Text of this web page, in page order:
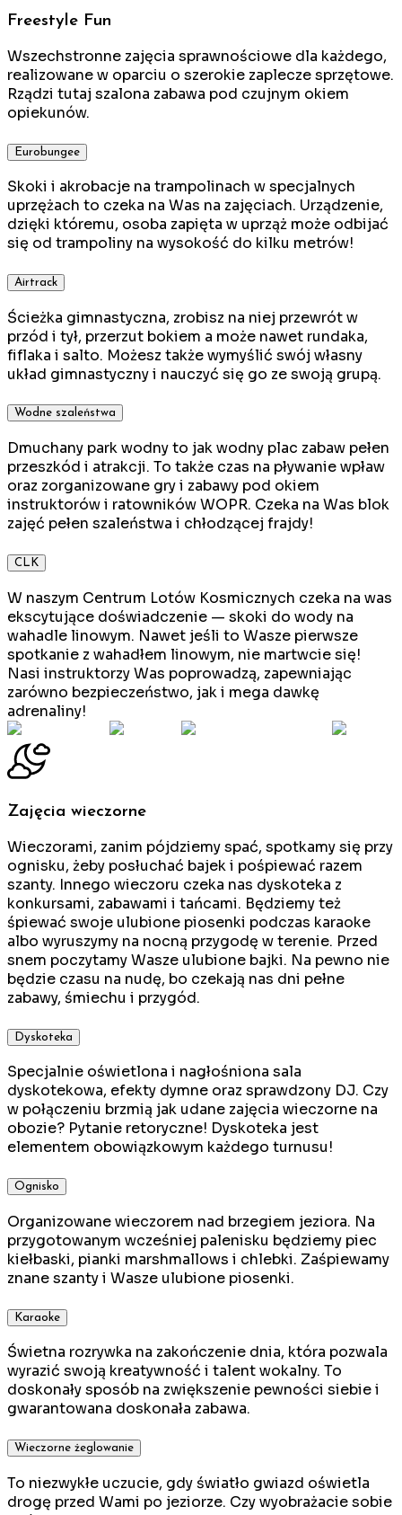
Freestyle Fun
Wszechstronne zajęcia sprawnościowe dla każdego,
realizowane w oparciu o szerokie zaplecze sprzętowe.
Rządzi tutaj szalona zabawa pod czujnym okiem
opiekunów.
Eurobungee
Skoki i akrobacje na trampolinach w specjalnych
uprzężach to czeka na Was na zajęciach. Urządzenie,
dzięki któremu, osoba zapięta w uprząż może odbijać
się od trampoliny na wysokość do kilku metrów!
Airtrack
Ścieżka gimnastyczna, zrobisz na niej przewrót w
przód i tył, przerzut bokiem a może nawet rundaka,
fiflaka i salto. Możesz także wymyślić swój własny
układ gimnastyczny i nauczyć się go ze swoją grupą.
Wodne szaleństwa
Dmuchany park wodny to jak wodny plac zabaw pełen
przeszkód i atrakcji. To także czas na pływanie wpław
oraz zorganizowane gry i zabawy pod okiem
instruktorów i ratowników WOPR. Czeka na Was blok
zajęć pełen szaleństwa i chłodzącej frajdy!
CLK
W naszym Centrum Lotów Kosmicznych czeka na was
ekscytujące doświadczenie — skoki do wody na
wahadle linowym. Nawet jeśli to Wasze pierwsze
spotkanie z wahadłem linowym, nie martwcie się!
Nasi instruktorzy Was poprowadzą, zapewniając
zarówno bezpieczeństwo, jak i mega dawkę
adrenaliny!
Zajęcia wieczorne
Wieczorami, zanim pójdziemy spać, spotkamy się przy
ognisku, żeby posłuchać bajek i pośpiewać razem
szanty. Innego wieczoru czeka nas dyskoteka z
konkursami, zabawami i tańcami. Będziemy też
śpiewać swoje ulubione piosenki podczas karaoke
albo wyruszymy na nocną przygodę w terenie. Przed
snem poczytamy Wasze ulubione bajki. Na pewno nie
będzie czasu na nudę, bo czekają nas dni pełne
zabawy, śmiechu i przygód.
Dyskoteka
Specjalnie oświetlona i nagłośniona sala
dyskotekowa, efekty dymne oraz sprawdzony DJ. Czy
w połączeniu brzmią jak udane zajęcia wieczorne na
obozie? Pytanie retoryczne! Dyskoteka jest
elementem obowiązkowym każdego turnusu!
Ognisko
Organizowane wieczorem nad brzegiem jeziora. Na
przygotowanym wcześniej palenisku będziemy piec
kiełbaski, pianki marshmallows i chlebki. Zaśpiewamy
znane szanty i Wasze ulubione piosenki.
Karaoke
Świetna rozrywka na zakończenie dnia, która pozwala
wyrazić swoją kreatywność i talent wokalny. To
doskonały sposób na zwiększenie pewności siebie i
gwarantowana doskonała zabawa.
Wieczorne żeglowanie
To niezwykłe uczucie, gdy światło gwiazd oświetla
drogę przed Wami po jeziorze. Czy wyobrażacie sobie